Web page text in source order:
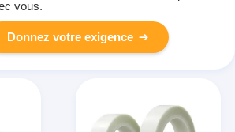
vous.
Donnez votre exigence